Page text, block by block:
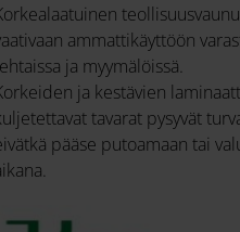
ammattikäyttöön
ja myymälöissä.
ja kestävien
tavarat pysyvät
pääse putoamaan tai